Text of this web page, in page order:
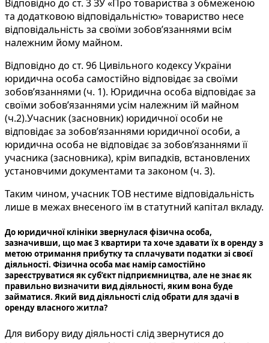
Відповідно до ст. 3 ЗУ «Про товариства з обмеженою
та додатковою відповідальністю» товариство несе
відповідальність за своїми зобов’язаннями всім
належним йому майном.
Відповідно до ст. 96 Цивільного кодексу України
юридична особа самостійно відповідає за своїми
зобов’язаннями (ч. 1). Юридична особа відповідає за
своїми зобов’язаннями усім належним їй майном
(ч.2).Учасник (засновник) юридичної особи не
відповідає за зобов’язаннями юридичної особи, а
юридична особа не відповідає за зобов’язаннями її
учасника (засновника), крім випадків, встановлених
установчими документами та законом (ч. 3).
Таким чином, учасник ТОВ нестиме відповідальність
лише в межах внесеного їм в статутний капітал вкладу.
До юридичної клініки звернулася фізична особа,
зазначивши, що має 3 квартири та хоче здавати їх в оренду з
метою отримання прибутку та сплачувати податки зі своєї
діяльності. Фізична особа має намір самостійно
зареєструватися як суб’єкт підприємництва, але не знає як
правильно визначити вид діяльності, яким вона буде
займатися. Який вид діяльності слід обрати для здачі в
оренду власного житла?
Для вибору виду діяльності слід звернутися до